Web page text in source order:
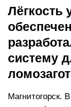
Лёгкость
систему
Магнитогорск.